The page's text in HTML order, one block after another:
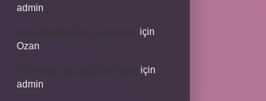
admin
için
Ozan
için
admin